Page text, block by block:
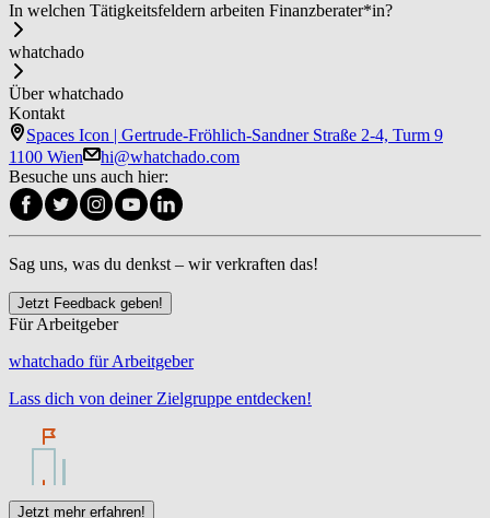
In welchen Tätigkeitsfeldern arbeiten Fi­nanz­be­ra­ter*in?
whatchado
Über whatchado
Kontakt
Spaces Icon | Gertrude-Fröhlich-Sandner Straße 2-4, Turm 9
1100 Wien
hi@whatchado.com
Besuche uns auch hier:
Sag uns, was du denkst – wir verkraften das!
Jetzt Feedback geben!
Für Arbeitgeber
whatchado für Arbeitgeber
Lass dich von deiner Zielgruppe entdecken!
Jetzt mehr erfahren!